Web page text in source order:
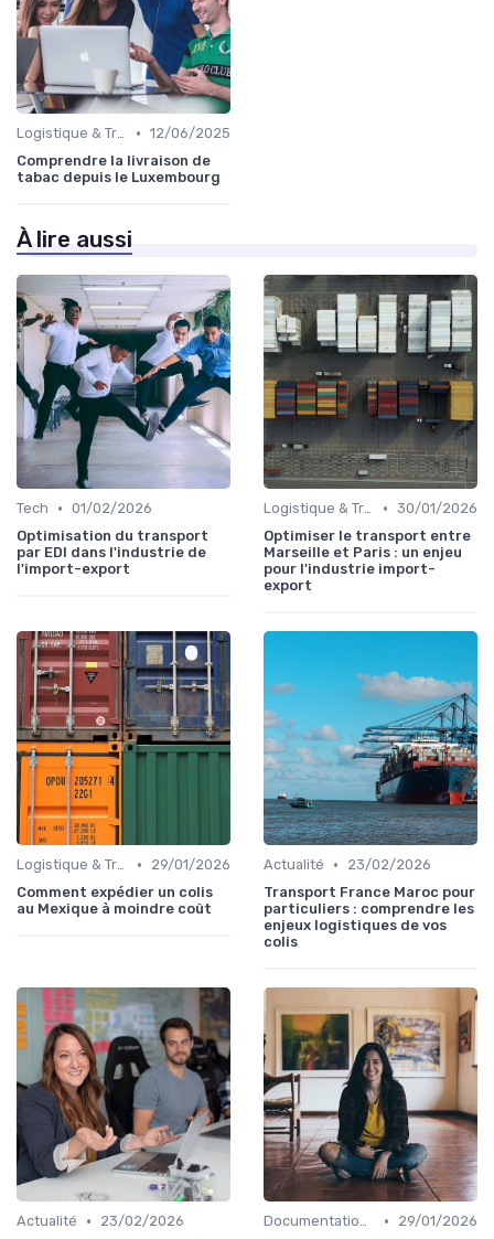
Logistique & Transport • 12/06/2025
Comprendre la livraison de
tabac depuis le Luxembourg
À lire aussi
Tech • 01/02/2026
Optimisation du transport
par EDI dans l'industrie de
l'import-export
Logistique & Transport • 30/01/2026
Optimiser le transport entre
Marseille et Paris : un enjeu
pour l'industrie import-
export
Logistique & Transport •
29/01/2026
Comment expédier un colis
au Mexique à moindre coût
Actualité •
23/02/2026
Transport France Maroc pour
particuliers : comprendre les
enjeux logistiques de vos
colis
Actualité •
23/02/2026
Documentation & Conformité •
29/01/2026